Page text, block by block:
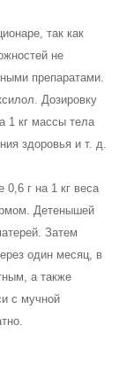
так как
не
препаратами.
Дозировку
1 кг массы тела
здоровья и т. д.
0,6 г на 1 кг веса
Детенышей
Затем
один месяц, в
а также
с мучной